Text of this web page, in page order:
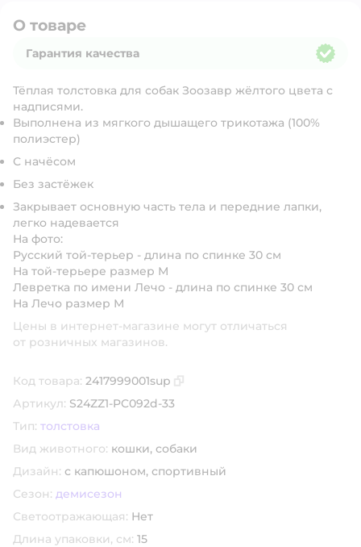
О товаре
Гарантия качества
Тёплая толстовка для собак Зоозавр жёлтого цвета с
надписями.
Выполнена из мягкого дышащего трикотажа (100%
полиэстер)
С начёсом
Без застёжек
Закрывает основную часть тела и передние лапки,
легко надевается
На фото:
Русский той-терьер - длина по спинке 30 см
На той-терьере размер М
Левретка по имени Лечо - длина по спинке 30 см
На Лечо размер М
Цены в интернет-магазине могут отличаться
от розничных магазинов.
Код товара: 2417999001sup
Артикул: S24ZZ1-PC092d-33
Тип: толстовка
Вид животного: кошки, собаки
Дизайн: с капюшоном, спортивный
Сезон: демисезон
Светоотражающая: Нет
Длина упаковки, см: 15